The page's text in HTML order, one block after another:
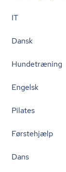
IT
Dansk
Hundetræning
Engelsk
Pilates
Førstehjælp
Dans